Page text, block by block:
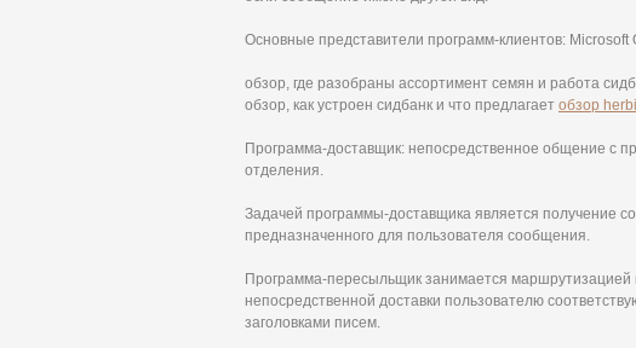
Основные представители программ-клиентов:
обзор, где разобраны ассортимент семян и работа
обзор, как устроен сидбанк и что предлагает обзор
Программа-доставщик: непосредственное общение с
отделения.
Задачей программы-доставщика является получение
предназначенного для пользователя сообщения.
Программа-пересыльщик занимается
непосредственной доставки пользователю
заголовками писем.